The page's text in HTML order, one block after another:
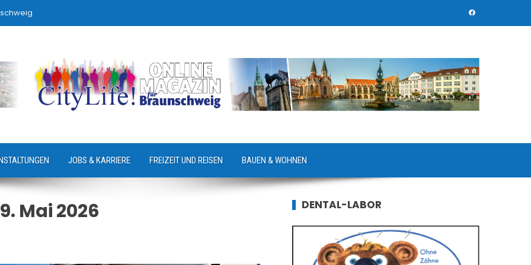
JOBS & KARRIERE FREIZEIT UND REISEN BAUEN & WOHNEN
Mai 2026 DENTAL-LABOR